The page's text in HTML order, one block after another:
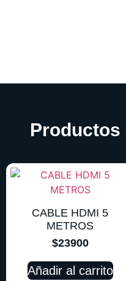
Productos
CABLE HDMI 5
METROS
$23900
Añadir al carrito